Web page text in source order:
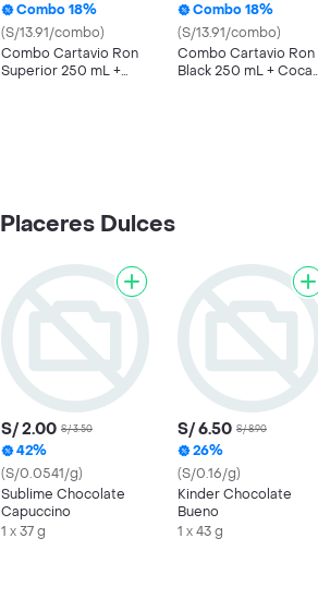
Combo 18%
(S/13.91/combo)
Combo Cartavio Ron
Superior 250 mL +
Combo 18%
(S/13.91/combo)
Combo Cartavio Ron
Black 250 mL + Coca
Placeres Dulces
S/ 2.00 S/ 3.50
42%
(S/0.0541/g)
Sublime Chocolate
Capuccino
1 x 37 g
S/ 6.50 S/ 8.90
26%
(S/0.16/g)
Kinder Chocolate
Bueno
1 x 43 g